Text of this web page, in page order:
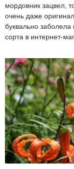
мордовник зацвел,
очень даже
буквально
сорта в интернет-